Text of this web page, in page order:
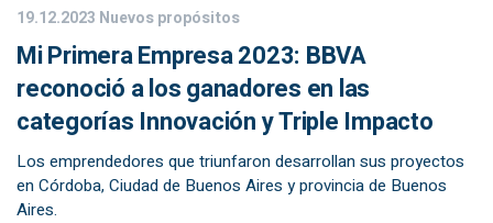
19.12.2023 Nuevos propósitos
Mi Primera Empresa 2023: BBVA
reconoció a los ganadores en las
categorías Innovación y Triple Impacto
Los emprendedores que triunfaron desarrollan sus proyectos
en Córdoba, Ciudad de Buenos Aires y provincia de Buenos
Aires.